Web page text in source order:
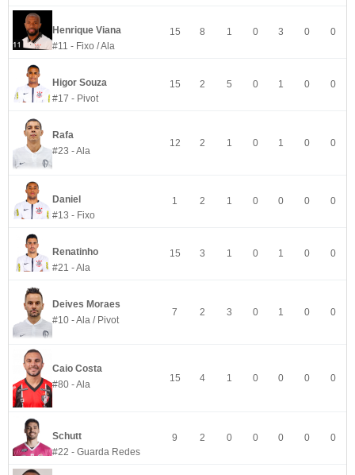
Henrique Viana
#11 - Fixo / Ala
15 8 1 0 3 0 0
Higor Souza
#17 - Pivot
15 2 5 0 1 0 0
Rafa
#23 - Ala
12 2 1 0 1 0 0
Daniel
#13 - Fixo
1 2 1 0 0 0 0
Renatinho
#21 - Ala
15 3 1 0 1 0 0
Deives Moraes
#10 - Ala / Pivot
7 2 3 0 1 0 0
Caio Costa
#80 - Ala
15 4 1 0 0 0 0
Schutt
#22 - Guarda Redes
9 2 0 0 0 0 0